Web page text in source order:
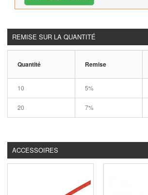
REMISE SUR LA QUANTITÉ
Quantité Remise
10 5%
20 7%
ACCESSOIRES